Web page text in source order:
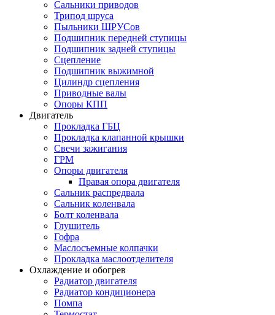
Сальники приводов
Трипод шруса
Пыльники ШРУСов
Подшипник передней ступицы
Подшипник задней ступицы
Сцепление
Подшипник выжимной
Цилиндр сцепления
Приводные валы
Опоры КПП
Двигатель
Прокладка ГБЦ
Прокладка клапанной крышки
Свечи зажигания
ГРМ
Опоры двигателя
Правая опора двигателя
Сальник распредвала
Сальник коленвала
Болт коленвала
Глушитель
Гофра
Маслосъемные колпачки
Прокладка маслоотделителя
Охлаждение и обогрев
Радиатор двигателя
Радиатор кондиционера
Помпа